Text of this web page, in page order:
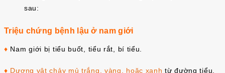
sau:
Triệu chứng bệnh lậu ở nam giới
♦ Nam giới bị tiểu buốt, tiểu rắt, bí tiểu.
♦ Dương vật chảy mủ trắng, vàng, hoặc xanh từ đường tiểu.